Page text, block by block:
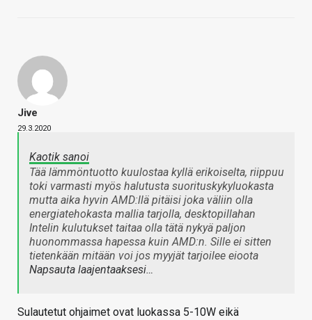
Jive
29.3.2020
Kaotik sanoi
Tää lämmöntuotto kuulostaa kyllä erikoiselta, riippuu
toki varmasti myös halutusta suorituskykyluokasta
mutta aika hyvin AMD:llä pitäisi joka väliin olla
energiatehokasta mallia tarjolla, desktopillahan
Intelin kulutukset taitaa olla tätä nykyä paljon
huonommassa hapessa kuin AMD:n. Sille ei sitten
tietenkään mitään voi jos myyjät tarjoilee eioota
Napsauta laajentaaksesi…
Sulautetut ohjaimet ovat luokassa 5-10W eikä